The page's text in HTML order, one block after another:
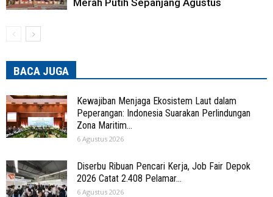
Merah Putih Sepanjang Agustus
BACA JUGA
Kewajiban Menjaga Ekosistem Laut dalam
Peperangan: Indonesia Suarakan Perlindungan
Zona Maritim...
6 Agustus 2026
Diserbu Ribuan Pencari Kerja, Job Fair Depok
2026 Catat 2.408 Pelamar...
6 Agustus 2026